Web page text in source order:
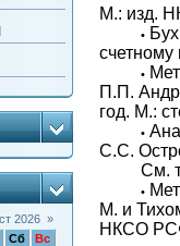
2026 »
Сб
Вс
М.: изд.
•
•
П.П.
год. М.:
•
С.С.
См.
•
М. и
НКСО